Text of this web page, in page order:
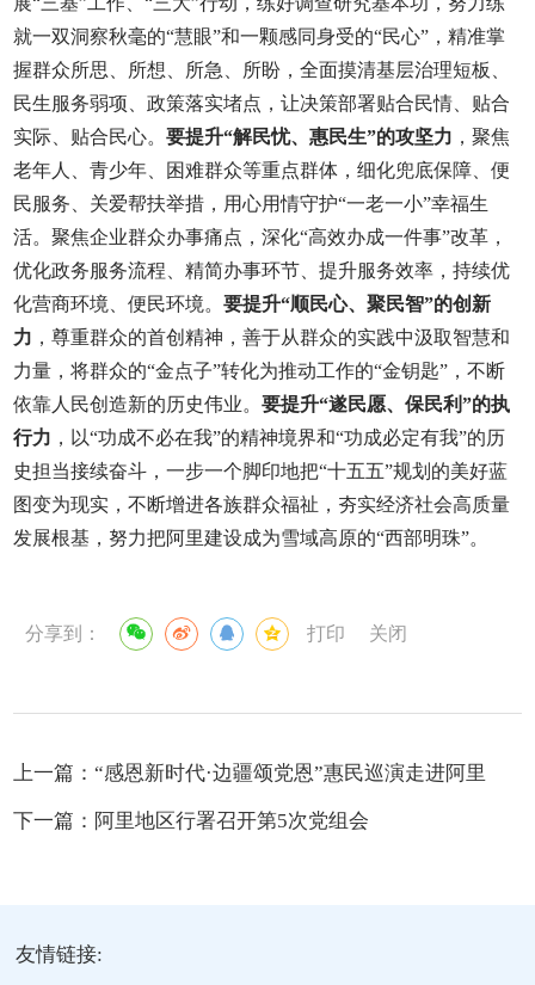
就一双洞察秋毫的“慧眼”和一颗感同身受的“民心”，精准掌
握群众所思、所想、所急、所盼，全面摸清基层治理短板、
民生服务弱项、政策落实堵点，让决策部署贴合民情、贴合
实际、贴合民心。要提升“解民忧、惠民生”的攻坚力 ，聚焦
老年人、青少年、困难群众等重点群体，细化兜底保障、便
民服务、关爱帮扶举措，用心用情守护“一老一小”幸福生
活。聚焦企业群众办事痛点，深化“高效办成一件事”改革，
优化政务服务流程、精简办事环节、提升服务效率，持续优
化营商环境、便民环境。要提升“顺民心、聚民智”的创新
力 ，尊重群众的首创精神，善于从群众的实践中汲取智慧和
力量，将群众的“金点子”转化为推动工作的“金钥匙”，不断
依靠人民创造新的历史伟业。要提升“遂民愿、保民利”的执
行力 ，以“功成不必在我”的精神境界和“功成必定有我”的历
史担当接续奋斗，一步一个脚印地把“十五五”规划的美好蓝
图变为现实，不断增进各族群众福祉，夯实经济社会高质量
发展根基，努力把阿里建设成为雪域高原的“西部明珠”。
分享到： 打印 关闭
上一篇：“感恩新时代·边疆颂党恩”惠民巡演走进阿里
下一篇： 阿里地区行署召开第5次党组会
友情链接: